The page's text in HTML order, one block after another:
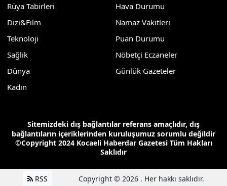
Rüya Tabirleri
Dizi&Film
Teknoloji
Sağlık
Dünya
Kadın
Hava Durumu
Namaz Vakitleri
Puan Durumu
Nöbetçi Eczaneler
Günlük Gazeteler
Sitemizdeki dış bağlantılar referans amaçlıdır, dış
bağlantıların içeriklerinden kuruluşumuz sorumlu değildir
©Copyright 2024 Kocaeli Haberdar Gazetesi Tüm Hakları
Saklıdır
RSS Copyright © 2026 . Her hakkı saklıdır.